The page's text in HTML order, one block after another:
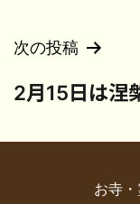
ゲ
シ
次の投稿
2月15日は涅
お寺